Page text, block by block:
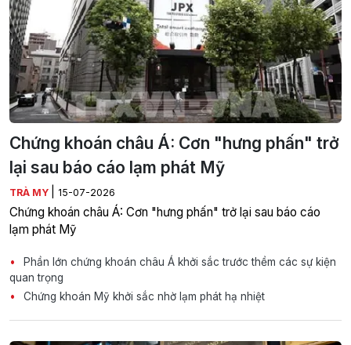
Chứng khoán châu Á: Cơn "hưng phấn" trở
lại sau báo cáo lạm phát Mỹ
TRÀ MY 15-07-2026
Chứng khoán châu Á: Cơn "hưng phấn" trở lại sau báo cáo
lạm phát Mỹ
Phần lớn chứng khoán châu Á khởi sắc trước thềm các sự kiện
quan trọng
Chứng khoán Mỹ khởi sắc nhờ lạm phát hạ nhiệt